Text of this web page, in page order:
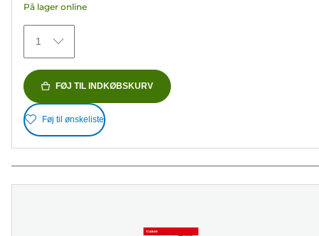
stjerner.
152
anmeldelser
På lager online
1
FØJ TIL INDKØBSKURV
Føj til ønskeliste